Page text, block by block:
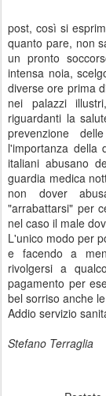
post, così si
quanto pare, non
un pronto
intensa noia,
diverse ore prima
nei palazzi
riguardanti la
prevenzione
l'importanza della
italiani abusano
guardia medica
non dover
"arrabattarsi" per
nel caso il male
L'unico modo per
e facendo a
rivolgersi a
pagamento per
bel sorriso anche
Addio servizio
Stefano Terraglia